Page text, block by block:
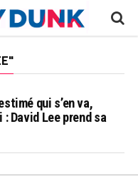
qui s’en va,
David Lee prend sa